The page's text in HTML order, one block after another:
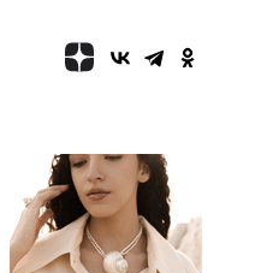
Жителя Нижнего
арестовали за реакции
Кирилл Соколов
триллер для Netflix
Турция призвала
на удары по
судам в Черном